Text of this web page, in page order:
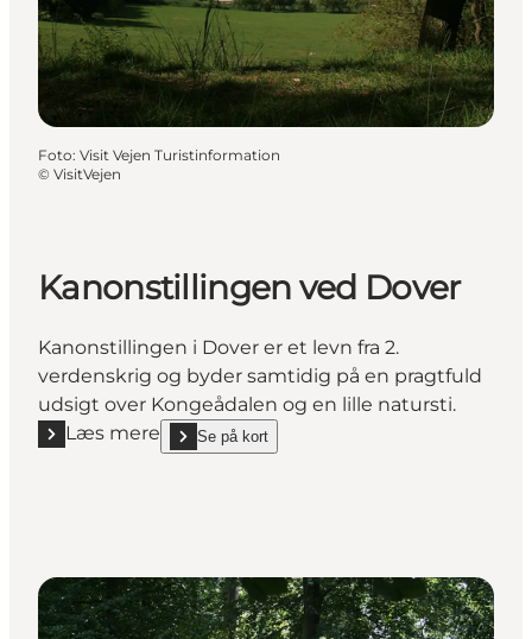
Foto: Visit Vejen Turistinformation
© VisitVejen
Kanonstillingen ved Dover
Kanonstillingen i Dover er et levn fra 2.
verdenskrig og byder samtidig på en pragtfuld
udsigt over Kongeådalen og en lille natursti.
Læs mere
Læs mere "Kanonstillingen ved Dover"
Se på kort
show Kanonstillingen ved Dover on_map